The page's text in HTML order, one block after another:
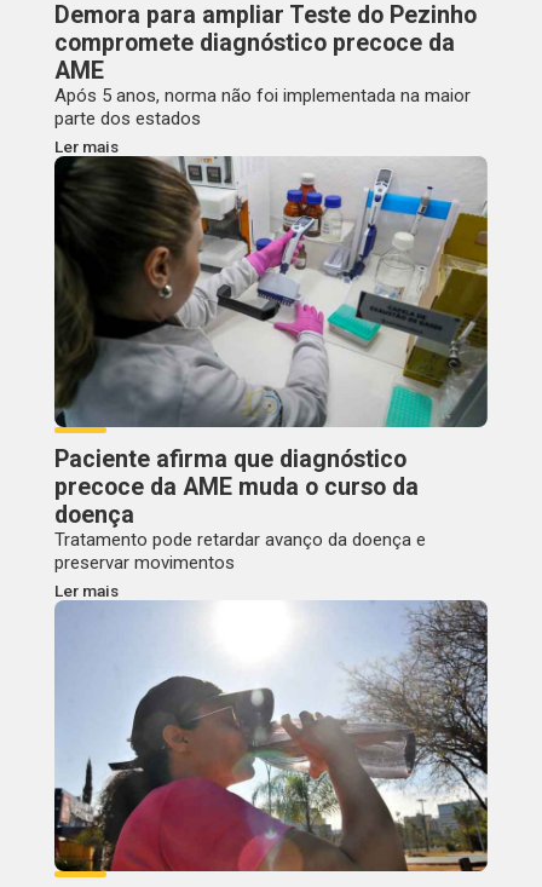
Demora para ampliar Teste do Pezinho
compromete diagnóstico precoce da
AME
Após 5 anos, norma não foi implementada na maior
parte dos estados
Ler mais
Paciente afirma que diagnóstico
precoce da AME muda o curso da
doença
Tratamento pode retardar avanço da doença e
preservar movimentos
Ler mais